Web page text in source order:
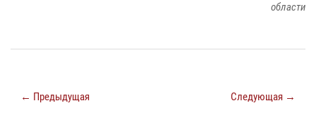
области
← Предыдущая Следующая →